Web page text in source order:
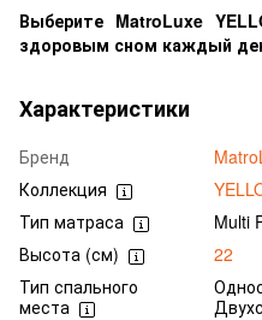
Выберите MatroLuxe
здоровым сном каждый
Характеристики
Бренд
Коллекция
Тип матраса
Multi
Высота (см)
22
Тип спального
места